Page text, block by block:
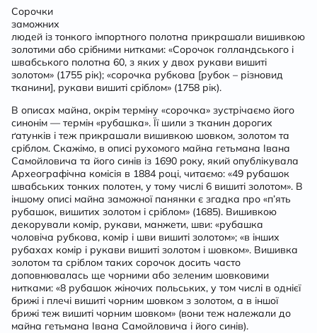
Сорочки
заможних
людей із тонкого імпортного полотна прикрашали вишивкою
золотими або срібними нитками: «Сорочок голландського і
швабського полотна 60, з яких у двох рукави вишиті
золотом» (1755 рік); «сорочка рубкова [рубок – різновид
тканини], рукави вишиті сріблом» (1758 рік).
В описах майна, окрім терміну «сорочка» зустрічаємо його
синонім — термін «рубашка». Її шили з тканин дорогих
ґатунків і теж прикрашали вишивкою шовком, золотом та
сріблом. Скажімо, в описі рухомого майна гетьмана Івана
Самойловича та його синів із 1690 року, який опублікувала
Археографічна комісія в 1884 році, читаємо: «49 рубашок
швабських тонких полотен, у тому числі 6 вишиті золотом». В
іншому описі майна заможної панянки є згадка про «п’ять
рубашок, вишитих золотом і сріблом» (1685). Вишивкою
декорували комір, рукави, манжети, шви: «рубашка
чоловіча рубкова, комір і шви вишиті золотом»; «в інших
рубахах комір і рукави вишиті золотом і шовком». Вишивка
золотом та сріблом таких сорочок досить часто
доповнювалась ще чорними або зеленим шовковими
нитками: «8 рубашок жіночих польських, у том числі в однієї
брижі і плечі вишиті чорним шовком з золотом, а в іншої
брижі теж вишиті чорним шовком» (вони теж належали до
майна гетьмана Івана Самойловича і його синів).